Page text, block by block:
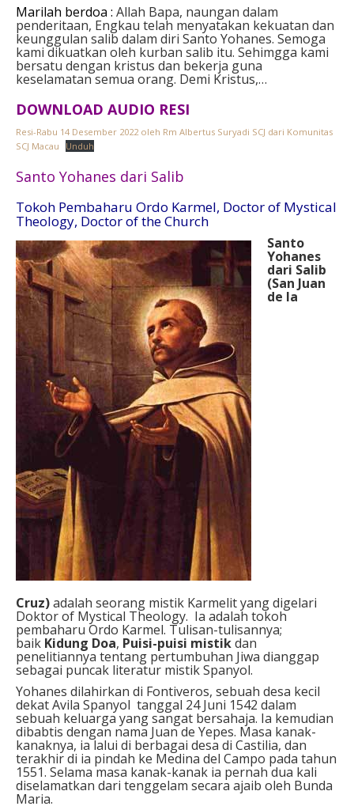
Marilah berdoa : Allah Bapa, naungan dalam
penderitaan, Engkau telah menyatakan kekuatan dan
keunggulan salib dalam diri Santo Yohanes. Semoga
kami dikuatkan oleh kurban salib itu. Sehimgga kami
bersatu dengan kristus dan bekerja guna
keselamatan semua orang. Demi Kristus,…
DOWNLOAD AUDIO RESI
Resi-Rabu 14 Desember 2022 oleh Rm Albertus Suryadi SCJ dari Komunitas
SCJ Macau
Unduh
Santo Yohanes dari Salib
Tokoh Pembaharu Ordo Karmel, Doctor of Mystical
Theology, Doctor of the Church
Santo
Yohanes
dari Salib
(San Juan
de la
Cruz)adalah seorang mistik Karmelit yang digelari
Doktor of Mystical Theology. Ia adalah tokoh
pembaharu Ordo Karmel. Tulisan-tulisannya;
baik Kidung Doa, Puisi-puisi mistikdan
penelitiannya tentang pertumbuhan Jiwa dianggap
sebagai puncak literatur mistik Spanyol.
Yohanes dilahirkan di Fontiveros, sebuah desa kecil
dekat Avila Spanyol tanggal 24 Juni 1542 dalam
sebuah keluarga yang sangat bersahaja. Ia kemudian
dibabtis dengan nama Juan de Yepes. Masa kanak-
kanaknya, ia lalui di berbagai desa di Castilia, dan
terakhir di ia pindah ke Medina del Campo pada tahun
1551. Selama masa kanak-kanak ia pernah dua kali
diselamatkan dari tenggelam secara ajaib oleh Bunda
Maria.